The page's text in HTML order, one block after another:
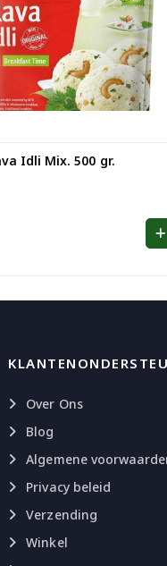
Idli Mix. 500 gr.
Over Ons
Blog
Algemene
Privacy beleid
Verzending
Winkel